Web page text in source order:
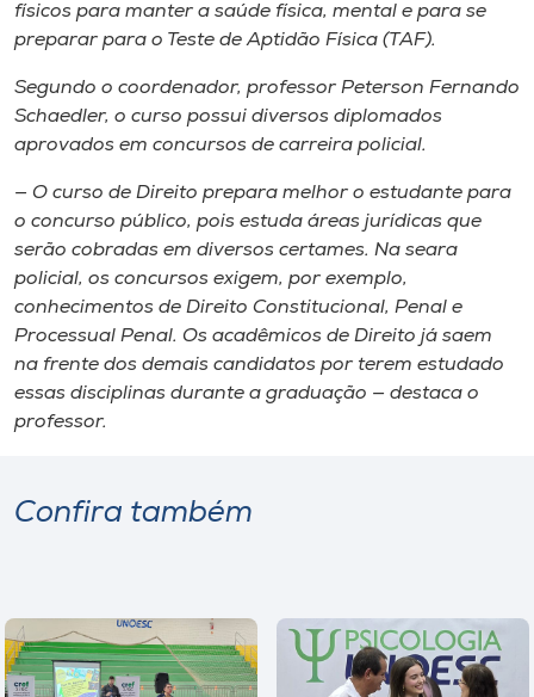
físicos para manter a saúde física, mental e para se
preparar para o Teste de Aptidão Física (TAF).
Segundo o coordenador, professor Peterson Fernando
Schaedler, o curso possui diversos diplomados
aprovados em concursos de carreira policial.
— O curso de Direito prepara melhor o estudante para
o concurso público, pois estuda áreas jurídicas que
serão cobradas em diversos certames. Na seara
policial, os concursos exigem, por exemplo,
conhecimentos de Direito Constitucional, Penal e
Processual Penal. Os acadêmicos de Direito já saem
na frente dos demais candidatos por terem estudado
essas disciplinas durante a graduação — destaca o
professor.
Confira também